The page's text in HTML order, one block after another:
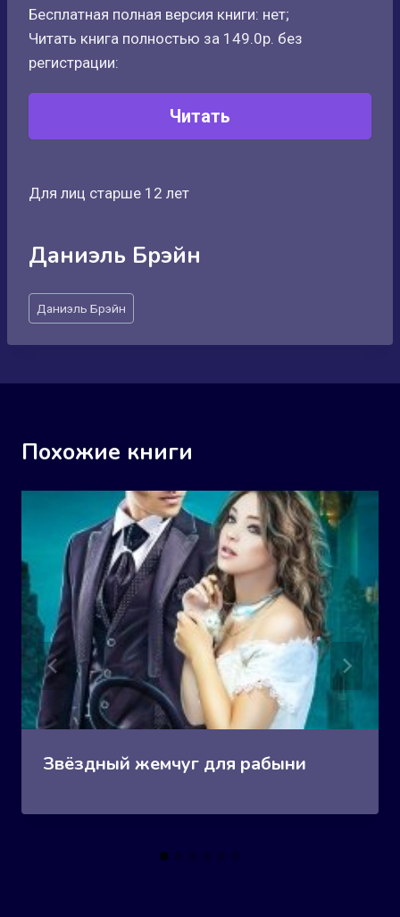
Бесплатная полная версия книги: нет;
Читать книга полностью за 149.0р. без
регистрации:
Читать
Для лиц старше 12 лет
Даниэль Брэйн
Метки
записи:
Даниэль Брэйн
Похожие книги
Звёздный жемчуг для рабыни